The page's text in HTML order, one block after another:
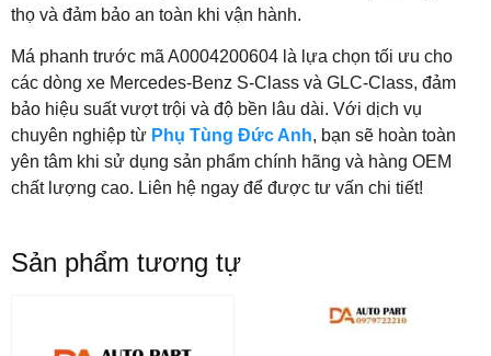
thọ và đảm bảo an toàn khi vận hành.
Má phanh trước mã A0004200604 là lựa chọn tối ưu cho
các dòng xe Mercedes-Benz S-Class và GLC-Class, đảm
bảo hiệu suất vượt trội và độ bền lâu dài. Với dịch vụ
chuyên nghiệp từ Phụ Tùng Đức Anh, bạn sẽ hoàn toàn
yên tâm khi sử dụng sản phẩm chính hãng và hàng OEM
chất lượng cao. Liên hệ ngay để được tư vấn chi tiết!
Sản phẩm tương tự